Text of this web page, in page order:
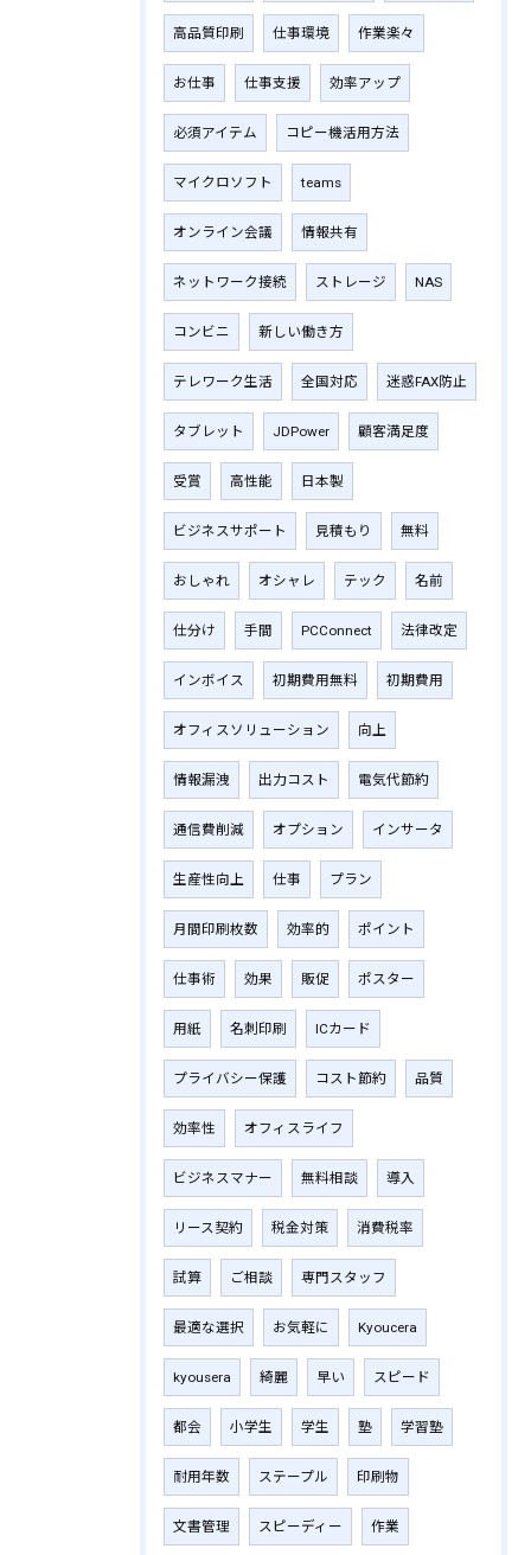
高品質印刷 仕事環境 作業楽々
お仕事 仕事支援 効率アップ
必須アイテム コピー機活用方法
マイクロソフト teams
オンライン会議 情報共有
ネットワーク接続 ストレージ NAS
コンビニ 新しい働き方
テレワーク生活 全国対応 迷惑FAX防止
タブレット JDPower 顧客満足度
受賞 高性能 日本製
ビジネスサポート 見積もり 無料
おしゃれ オシャレ テック 名前
仕分け 手間 PCConnect 法律改定
インボイス 初期費用無料 初期費用
オフィスソリューション 向上
情報漏洩 出力コスト 電気代節約
通信費削減 オプション インサータ
生産性向上 仕事 プラン
月間印刷枚数 効率的 ポイント
仕事術 効果 販促 ポスター
用紙 名刺印刷 ICカード
プライバシー保護 コスト節約 品質
効率性 オフィスライフ
ビジネスマナー 無料相談 導入
リース契約 税金対策 消費税率
試算 ご相談 専門スタッフ
最適な選択 お気軽に Kyoucera
kyousera 綺麗 早い スピード
都会 小学生 学生 塾 学習塾
耐用年数 ステープル 印刷物
文書管理 スピーディー 作業